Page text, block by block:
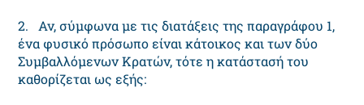
2. Αν, σύμφωνα με τις διατάξεις της παραγράφου 1,
ένα φυσικό πρόσωπο είναι κάτοικος και των δύο
Συμβαλλόμενων Κρατών, τότε η κατάστασή του
καθορίζεται ως εξής: